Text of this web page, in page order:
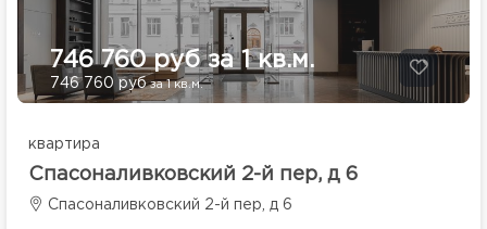
746 760 руб за 1 кв.м.
746 760 рубза 1 кв.м.
квартира
Спасоналивковский 2-й пер, д 6
Спасоналивковский 2-й пер, д 6